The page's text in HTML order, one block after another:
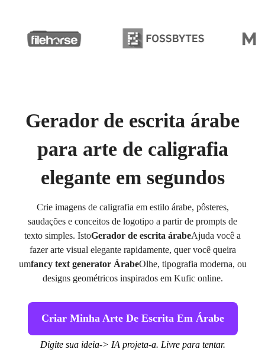
Gerador de escrita árabe
para arte de caligrafia
elegante em segundos
Crie imagens de caligrafia em estilo árabe, pôsteres,
saudações e conceitos de logotipo a partir de prompts de
texto simples. IstoGerador de escrita árabeAjuda você a
fazer arte visual elegante rapidamente, quer você queira
umfancy text generator ÁrabeOlhe, tipografia moderna, ou
designs geométricos inspirados em Kufic online.
Criar Minha Arte De Escrita Em Árabe
Digite sua ideia-> IA projeta-a. Livre para tentar.